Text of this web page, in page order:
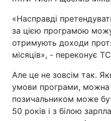
«Насправді
за цією програмою
отримують доходи
місяців», - переконує
Але це не зовсім так.
умови програми,
позичальником може
50 років і з білою